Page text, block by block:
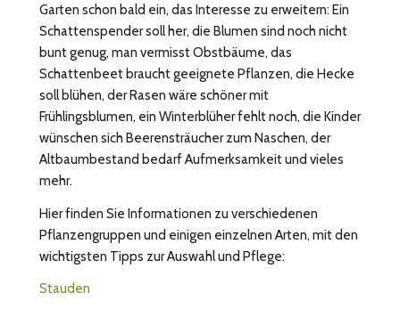
Garten schon bald ein, das Interesse zu erweitern: Ein
Schattenspender soll her, die Blumen sind noch nicht
bunt genug, man vermisst Obstbäume, das
Schattenbeet braucht geeignete Pflanzen, die Hecke
soll blühen, der Rasen wäre schöner mit
Frühlingsblumen, ein Winterblüher fehlt noch, die Kinder
wünschen sich Beerensträucher zum Naschen, der
Altbaumbestand bedarf Aufmerksamkeit und vieles
mehr.
Hier finden Sie Informationen zu verschiedenen
Pflanzengruppen und einigen einzelnen Arten, mit den
wichtigsten Tipps zur Auswahl und Pflege:
Stauden